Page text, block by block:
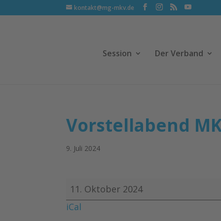
kontakt@mg-mkv.de
Session Der Verband
Vorstellabend
9. Juli 2024
Vorstellabend
MKV
11. Oktober 2024
iCal